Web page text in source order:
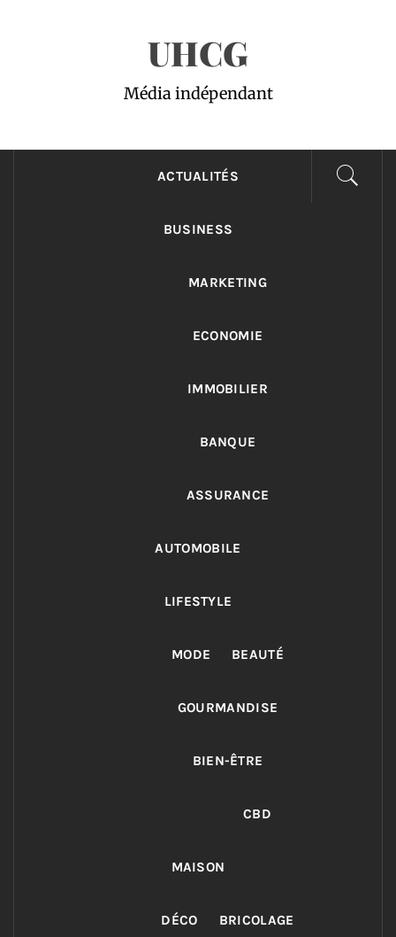
UHCG
Média indépendant
ACTUALITÉS
BUSINESS
MARKETING
ECONOMIE
IMMOBILIER
BANQUE
ASSURANCE
AUTOMOBILE
LIFESTYLE
MODE BEAUTÉ
GOURMANDISE
BIEN-ÊTRE
CBD
MAISON
DÉCO BRICOLAGE